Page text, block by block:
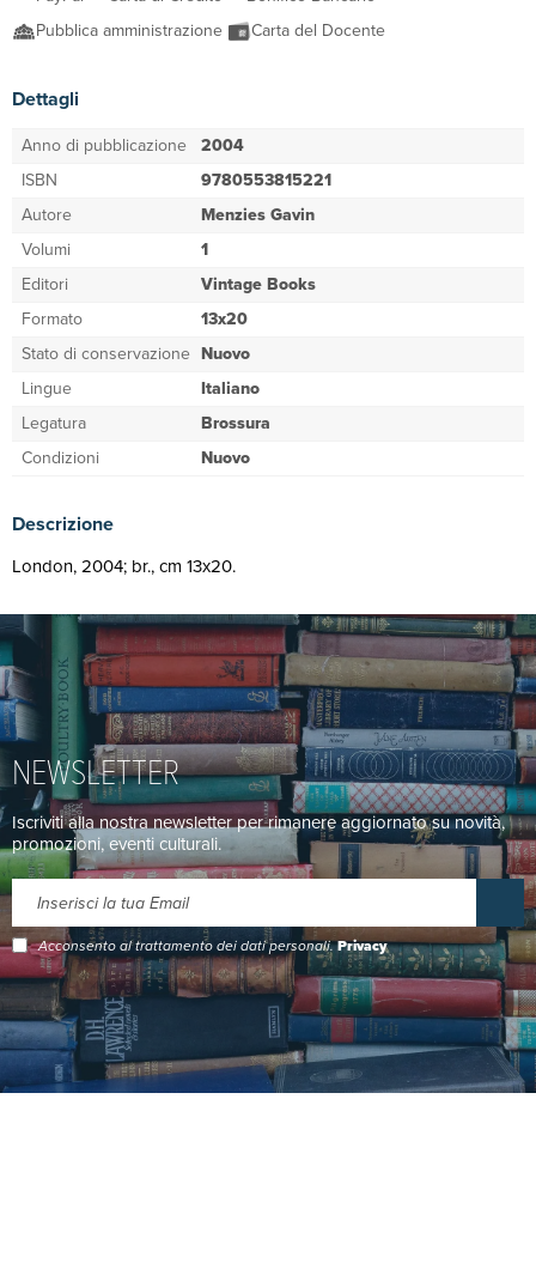
Pubblica amministrazione
Carta del Docente
Dettagli
Anno di pubblicazione 2004
ISBN
9780553815221
Autore
Menzies Gavin
Volumi
1
Editori
Vintage Books
Formato
13x20
Stato di conservazione Nuovo
Lingue
Italiano
Legatura
Brossura
Condizioni
Nuovo
Descrizione
London, 2004; br., cm 13x20.
NEWSLETTER
Iscriviti alla nostra newsletter per rimanere aggiornato su novità,
promozioni, eventi culturali.
Acconsento al trattamento dei dati personali.Privacy